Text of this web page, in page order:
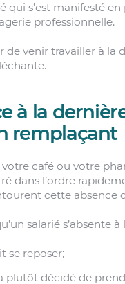
s’est manifesté
professionnelle.
de venir travailler à
à la
remplaçant
café ou votre
dans l’ordre
cette absence
salarié s’absente
se reposer;
plutôt décidé de